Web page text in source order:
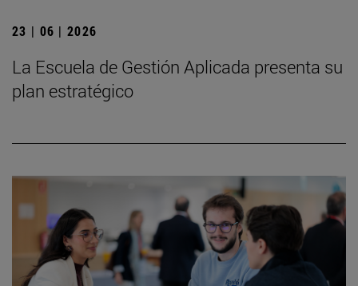
23 | 06 | 2026
La Escuela de Gestión Aplicada presenta su
plan estratégico